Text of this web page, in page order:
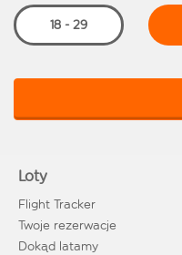
18 - 29
Loty
Flight Tracker
Twoje rezerwacje
Dokąd latamy